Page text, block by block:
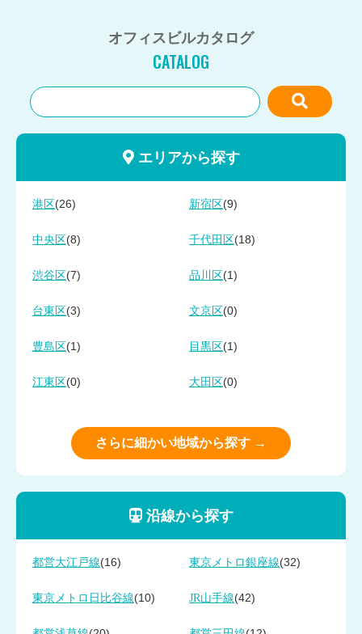
オフィスビルカタログ
CATALOG
エリアから探す
港区 (26) 新宿区 (9)
中央区 (8) 千代田区 (18)
渋谷区 (7) 品川区 (1)
台東区 (3) 文京区 (0)
豊島区 (1) 目黒区 (1)
江東区 (0) 大田区 (0)
さらに細かい地域から探す →
沿線から探す
都営大江戸線(16) 東京メトロ銀座線(32)
東京メトロ日比谷線(10) JR山手線(42)